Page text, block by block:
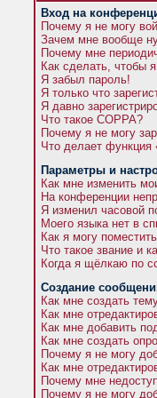
Вход на
Почему я не могу
Зачем мне вообще
Почему мне
Как сделать, чтобы
Я забыл пароль!
Я только что
Я давно
Что такое COPPA?
Почему я не могу
Что делает функция
Параметры и
Как мне изменить
На конференции
Я изменил часовой
Моего языка нет в
Как я могу
Что такое звание и
Когда я щёлкаю по
Создание
Как мне создать
Как мне
Как мне добавить
Как мне создать
Почему я не могу
Как мне
Почему мне
Почему я не могу